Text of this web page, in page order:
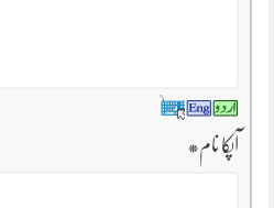
آپکا نام*